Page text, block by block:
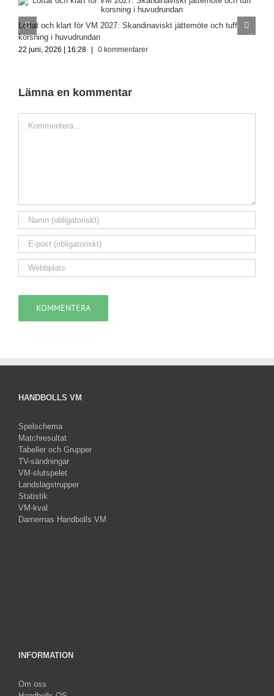
Lottat och klart för VM 2027: Skandinaviskt jättemöte och tuff
korsning i huvudrundan
22 juni, 2026 | 16:28 0 kommentarer
Lämna en kommentar
HANDBOLLS VM
Spelschema
Matchresultat
Tabeller och Grupper
TV-sändningar
VM-slutspelet
Landslagstrupper
Statistik
VM-kval
Damernas Handbolls VM
INFORMATION
Om oss